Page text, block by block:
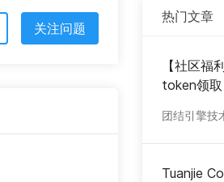
关注问题
热门文章
【社区
token领取
团结引擎技
Tuanjie